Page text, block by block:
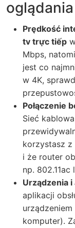
Prędkość
tv trực tiếp
Mbps,
jest co
w 4K,
Połączenie
Sieć
korzystasz z
i że router
np. 802.11ac
Urządzenia i
aplikacji
komputer).